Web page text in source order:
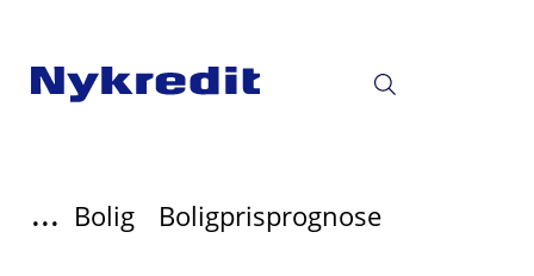
... Bolig Boligprisprognose